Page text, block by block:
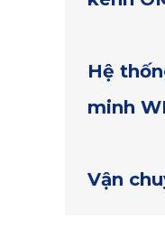
Hệ
minh
Vận